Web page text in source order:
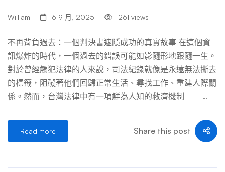
William 6 9 月, 2025 261 views
不再背負過去：一個判決書遮隱成功的真實故事 在這個資
訊爆炸的時代，一個過去的錯誤可能如影隨形地跟隨一生。
對於曾經觸犯法律的人來說，司法紀錄就像是永遠無法撕去
的標籤，阻礙著他們回歸正常生活、尋找工作、重建人際關
係。然而，台灣法律中有一項鮮為人知的救濟機制——
是一個關於勇氣、堅持與重生的真實故事，一個讓我們看見
法律不僅有嚴厲制裁的一面，也有給予機會的溫暖一面。
Read more Share this post